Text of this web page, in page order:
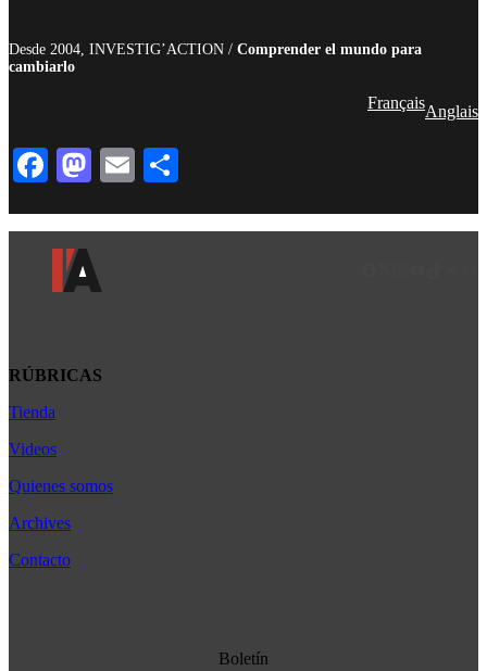
Desde 2004, INVESTIG’ACTION / Comprender el mundo para
cambiarlo
FrançaisAnglais
Facebook
Mastodon
Email
RÚBRICAS
Africa
América Latina
Asia
Bélgica
Tienda
Videos
Quienes somos
Archives
Contacto
Boletín